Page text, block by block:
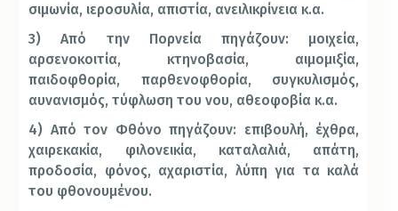
σιμωνία, ιεροσυλία, απιστία, ανειλικρίνεια κ.α.
3) Από την Πορνεία πηγάζουν: μοιχεία,
αρσενοκοιτία, κτηνοβασία, αιμομιξία,
παιδοφθορία, παρθενοφθορία, συγκυλισμός,
αυνανισμός, τύφλωση του νου, αθεοφοβία κ.α.
4) Από τον Φθόνο πηγάζουν: επιβουλή, έχθρα,
χαιρεκακία, φιλονεικία, καταλαλιά, απάτη,
προδοσία, φόνος, αχαριστία, λύπη για τα καλά
του φθονουμένου.